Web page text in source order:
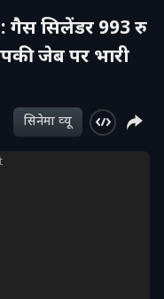
सिलेंडर 993 रु
जेब पर भारी
सिनेमा व्‍यू